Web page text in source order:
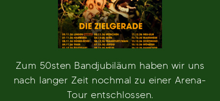
Zum 50sten Bandjubiläum haben wir uns
nach langer Zeit nochmal zu einer Arena-
Tour entschlossen.